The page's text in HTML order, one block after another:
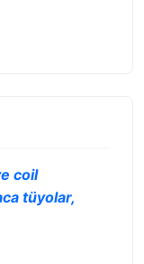
coil
tüyolar,